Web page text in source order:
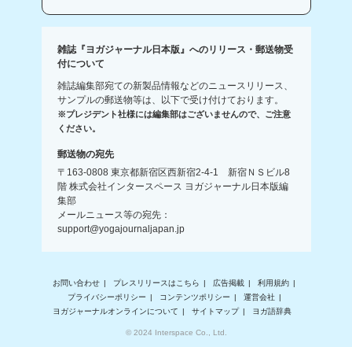
雑誌『ヨガジャーナル日本版』へのリリース・郵送物受
付について
雑誌編集部宛ての新製品情報などのニュースリリース、
サンプルの郵送物等は、以下で受け付けております。
※プレジデント社様には編集部はございませんので、ご注意
ください。
郵送物の宛先
〒163-0808 東京都新宿区西新宿2-4-1 新宿ＮＳビル8
階 株式会社インタースペース ヨガジャーナル日本版編
集部
メールニュース等の宛先：
support@yogajournaljapan.jp
お問い合わせ プレスリリースはこちら 広告掲載
利用規約
プライバシーポリシー
コンテンツポリシー
運営会社
ヨガジャーナルオンラインについて
サイトマップ ヨガ語辞典
© 2024 Interspace Co., Ltd.